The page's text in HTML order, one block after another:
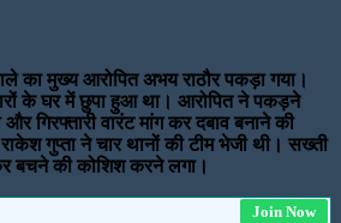
का मुख्य आरोपित अभय राठौर पकड़ा गया।
के घर में छुपा हुआ था। आरोपित ने पकड़ने
गिरफ्तारी वारंट मांग कर दबाव बनाने की
गुप्ता ने चार थानों की टीम भेजी थी। सख्ती
बचने की कोशिश करने लगा।
Join Now